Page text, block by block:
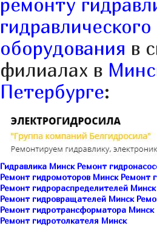
ремонту
гидравлического
оборудования в
филиалах в
Петербурге:
Гидравлика Минск Ремонт
Ремонт гидромоторов Минск Ремонт
Ремонт гидрораспределителей Минск
Ремонт гидровращателей Минск
Ремонт гидротрансформатора Минск
Ремонт гидротолкателя Минск